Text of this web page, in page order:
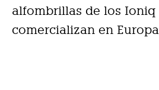
alfombrillas de los Ioniq
comercializan en